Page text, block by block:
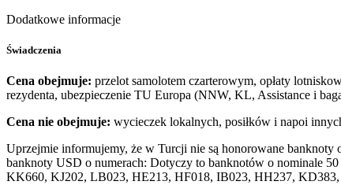
Dodatkowe informacje
Świadczenia
Cena obejmuje: przelot samolotem czarterowym, opłaty
rezydenta, ubezpieczenie TU Europa (NNW, KL, Assistance i
Cena nie obejmuje: wycieczek lokalnych, posiłków i napoi
Uprzejmie informujemy, że w Turcji nie są honorowane banknoty
banknoty USD o numerach: Dotyczy to banknotów o nominale
KK660, KJ202, LB023, HE213, HF018, IB023, HH237, KD383,